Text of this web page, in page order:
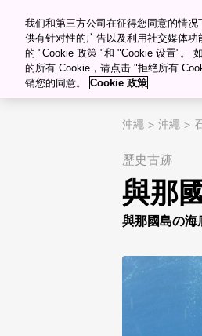
Meetings & Events
"="">
My Favorites
沖繩 沖繩
歷史古跡
與那
與那國島の海
我们和第三方公司在征得您同意的情
供有针对性的广告以及利用社交媒体
的 "Cookie 政策 "和 "Cookie 设置"。
的所有 Cookie，请点击 "拒绝所有
销您的同意。
Cookie 政策